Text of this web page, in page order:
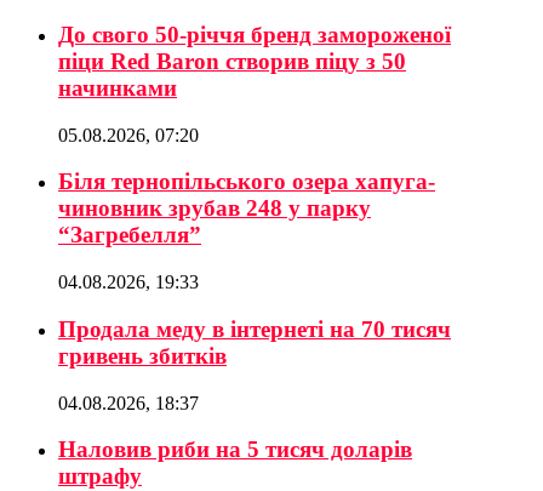
До свого 50-річчя бренд замороженої
піци Red Baron створив піцу з 50
начинками
05.08.2026, 07:20
Біля тернопільського озера хапуга-
чиновник зрубав 248 у парку
“Загребелля”
04.08.2026, 19:33
Продала меду в інтернеті на 70 тисяч
гривень збитків
04.08.2026, 18:37
Наловив риби на 5 тисяч доларів
штрафу